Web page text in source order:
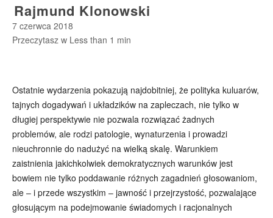
Rajmund Klonowski
7 czerwca 2018
Przeczytasz w Less than 1 min
Ostatnie wydarzenia pokazują najdobitniej, że polityka kuluarów,
tajnych dogadywań i układzików na zapleczach, nie tylko w
długiej perspektywie nie pozwala rozwiązać żadnych
problemów, ale rodzi patologie, wynaturzenia i prowadzi
nieuchronnie do nadużyć na wielką skalę. Warunkiem
zaistnienia jakichkolwiek demokratycznych warunków jest
bowiem nie tylko poddawanie różnych zagadnień głosowaniom,
ale – i przede wszystkim – jawność i przejrzystość, pozwalające
głosującym na podejmowanie świadomych i racjonalnych